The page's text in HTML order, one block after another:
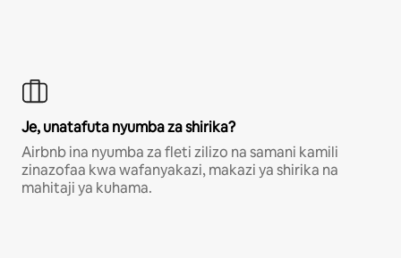
Je, unatafuta nyumba za shirika?
Airbnb ina nyumba za fleti zilizo na samani kamili
zinazofaa kwa wafanyakazi, makazi ya shirika na
mahitaji ya kuhama.